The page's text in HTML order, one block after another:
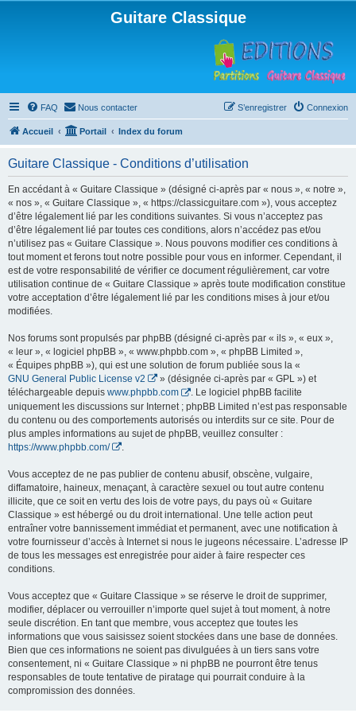
Guitare Classique
FAQ Nous contacter Connexion
S’enregistrer
Accueil Portail Index du forum
Guitare Classique - Conditions d’utilisation
En accédant à « Guitare Classique » (désigné ci-après par « nous », « notre »,
« nos », « Guitare Classique », « https://classicguitare.com »), vous acceptez
d’être légalement lié par les conditions suivantes. Si vous n’acceptez pas
d’être légalement lié par toutes ces conditions, alors n’accédez pas et/ou
n’utilisez pas « Guitare Classique ». Nous pouvons modifier ces conditions à
tout moment et ferons tout notre possible pour vous en informer. Cependant, il
est de votre responsabilité de vérifier ce document régulièrement, car votre
utilisation continue de « Guitare Classique » après toute modification constitue
votre acceptation d’être légalement lié par les conditions mises à jour et/ou
modifiées.
Nos forums sont propulsés par phpBB (désigné ci-après par « ils », « eux »,
« leur », « logiciel phpBB », « www.phpbb.com », « phpBB Limited »,
« Équipes phpBB »), qui est une solution de forum publiée sous la «
GNU General Public License v2
» (désignée ci-après par « GPL ») et
téléchargeable depuis www.phpbb.com
. Le logiciel phpBB facilite
uniquement les discussions sur Internet ; phpBB Limited n’est pas responsable
du contenu ou des comportements autorisés ou interdits sur ce site. Pour de
plus amples informations au sujet de phpBB, veuillez consulter :
https://www.phpbb.com/
Vous acceptez de ne pas publier de contenu abusif, obscène, vulgaire,
diffamatoire, haineux, menaçant, à caractère sexuel ou tout autre contenu
illicite, que ce soit en vertu des lois de votre pays, du pays où « Guitare
Classique » est hébergé ou du droit international. Une telle action peut
entraîner votre bannissement immédiat et permanent, avec une notification à
votre fournisseur d’accès à Internet si nous le jugeons nécessaire. L’adresse IP
de tous les messages est enregistrée pour aider à faire respecter ces
conditions.
Vous acceptez que « Guitare Classique » se réserve le droit de supprimer,
modifier, déplacer ou verrouiller n’importe quel sujet à tout moment, à notre
seule discrétion. En tant que membre, vous acceptez que toutes les
informations que vous saisissez soient stockées dans une base de données.
Bien que ces informations ne soient pas divulguées à un tiers sans votre
consentement, ni « Guitare Classique » ni phpBB ne pourront être tenus
responsables de toute tentative de piratage qui pourrait conduire à la
compromission des données.